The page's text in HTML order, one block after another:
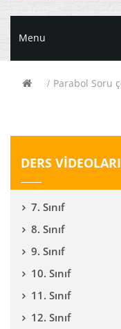
Menu
Parabol Soru
DERS VİDEOLARI
7. Sınıf
8. Sınıf
9. Sınıf
10. Sınıf
11. Sınıf
12. Sınıf